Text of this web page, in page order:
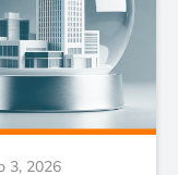
3, 2026